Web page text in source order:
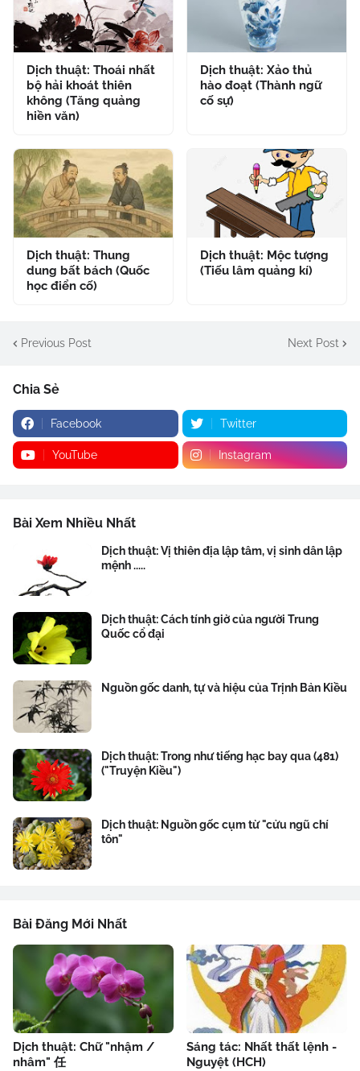
Dịch thuật: Thoái nhất
bộ hải khoát thiên
không (Tăng quảng
hiền văn)
Dịch thuật: Xảo thủ
hào đoạt (Thành ngữ
cố sự)
Dịch thuật: Thung
dung bất bách (Quốc
học điển cố)
Dịch thuật: Mộc tượng
(Tiếu lâm quảng kí)
Previous Post Next Post
Chia Sẻ
Facebook Twitter
YouTube Instagram
Bài Xem Nhiều Nhất
Dịch thuật: Vị thiên địa lập tâm, vị sinh dân lập
mệnh .....
Dịch thuật: Cách tính giờ của người Trung
Quốc cổ đại
Nguồn gốc danh, tự và hiệu của Trịnh Bản Kiều
Dịch thuật: Trong như tiếng hạc bay qua (481)
("Truyện Kiều")
Dịch thuật: Nguồn gốc cụm từ "cửu ngũ chí
tôn"
Bài Đăng Mới Nhất
Dịch thuật: Chữ "nhậm /
nhâm" 任
Sáng tác: Nhất thất lệnh -
Nguyệt (HCH)